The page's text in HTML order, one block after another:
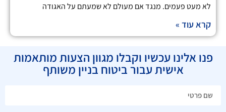
לא מעט פעמים. מנגד אם מעולם לא שמעתם על האגודה
קרא עוד »
פנו אלינו עכשיו וקבלו מגוון הצעות מותאמות
אישית עבור ביטוח בניין משותף